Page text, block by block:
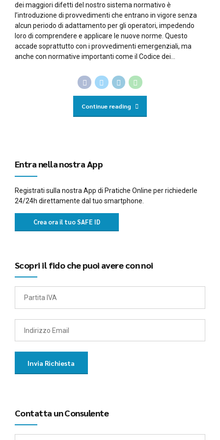
dei maggiori difetti del nostro sistema normativo è
l’introduzione di provvedimenti che entrano in vigore senza
alcun periodo di adattamento per gli operatori, impedendo
loro di comprendere e applicare le nuove norme. Questo
accade soprattutto con i provvedimenti emergenziali, ma
anche con normative importanti come il Codice dei...
Continue reading
Entra nella nostra App
Registrati sulla nostra App di Pratiche Online per richiederle
24/24h direttamente dal tuo smartphone.
Crea ora il tuo SAFE ID
Scopri il fido che puoi avere con noi
Contatta un Consulente